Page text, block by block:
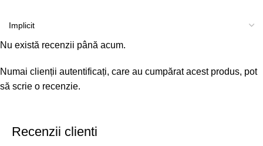
Nu există recenzii până acum.
Numai clienții autentificați, care au cumpărat acest produs, pot
să scrie o recenzie.
Recenzii clienti